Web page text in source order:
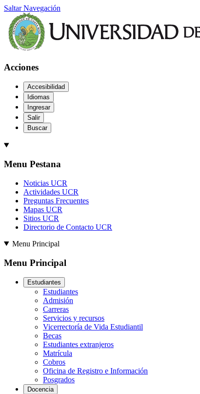
Saltar Navegación
Acciones
Accesibilidad
Idiomas
Ingresar
Salir
Buscar
Menu Pestana
Noticias UCR
Actividades UCR
Preguntas Frecuentes
Mapas UCR
Sitios UCR
Directorio de Contacto UCR
Menu Principal
Menu Principal
Estudiantes
Estudiantes
Admisión
Carreras
Servicios y recursos
Vicerrectoría de Vida Estudiantil
Becas
Estudiantes extranjeros
Matrícula
Cobros
Oficina de Registro e Información
Posgrados
Docencia